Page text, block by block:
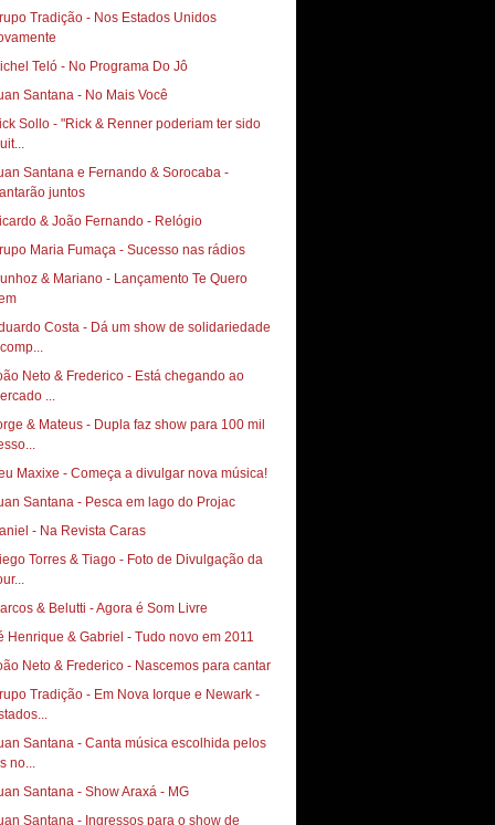
Tradição - Nos Estados Unidos
Teló - No Programa Do Jô
Santana - No Mais Você
Sollo - "Rick & Renner poderiam ter sido
Santana e Fernando & Sorocaba -
juntos
& João Fernando - Relógio
Maria Fumaça - Sucesso nas rádios
& Mariano‏ - Lançamento Te Quero
Costa - Dá um show de solidariedade
Neto & Frederico - Está chegando ao
...
& Mateus - Dupla faz show para 100 mil
Maxixe - Começa a divulgar nova música!
Santana - Pesca em lago do Projac
- Na Revista Caras
Torres & Tiago‏ - Foto de Divulgação da
& Belutti - Agora é Som Livre
Henrique & Gabriel - Tudo novo em 2011
Neto & Frederico - Nascemos para cantar
Tradição - Em Nova Iorque e Newark -
Santana - Canta música escolhida pelos
no...
Santana - Show Araxá - MG
Santana - Ingressos para o show de